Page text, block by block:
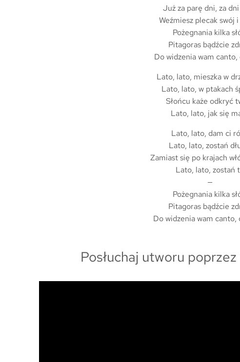
Już za parę dni, za
Weźmiesz plecak swój
Pożegnania kilka
Pitagoras bądźcie
Do widzenia wam canto,
Lato, lato, mieszka w
Lato, lato, w ptakach
Słońcu każe odkryć
Lato, lato, jak się
Lato, lato, dam ci
Lato, lato, zostań
Zamiast się po krajach
Lato, lato, zostań
—
Pożegnania kilka
Pitagoras bądźcie
Do widzenia wam canto,
Posłuchaj utworu